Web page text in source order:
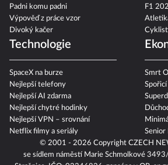
© 2001 - 2026 Copyright CZECH
se sídlem náměstí Marie Schmolkové
Padni komu padni
Výpověď z práce vzor
Divoký kačer
F1
Technologie
SpaceX na burze
Nejlepší telefony
Nejlepší AI zdarma
Nejlepší chytré hodinky
Nejlepší VPN – srovnání
Netflix filmy a seriály
Smrt
Senior